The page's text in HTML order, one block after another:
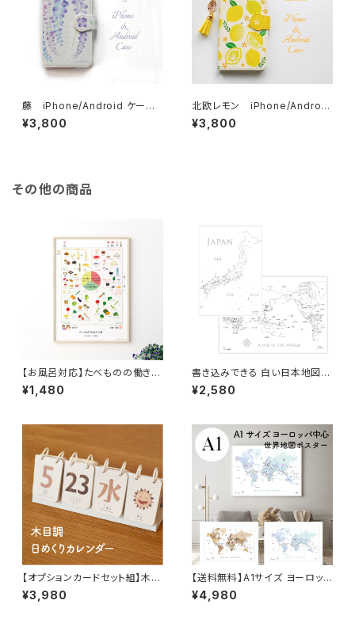
藤 iPhone/Android ケース
【受注制作】手帳 アイフォンケー
ス スマホケース
¥3,800
北欧レモン iPhone/Android
ケース【受注制作】手帳 アイフォ
ンケース スマホケース
¥3,800
その他の商品
【お風呂対応】たべものの働き
ポスター 栄養素 食事 エネルギ
― A3サイズ インテリア
¥1,480
書き込みできる 白い日本地図＆
世界地図ポスター 2枚組セット
A2＆B2サイズ 上質紙
¥2,580
【オプションカードセット組】木目
調の日めくりカレンダー♪ イン
テリア 北欧 おしゃれ
¥3,980
【送料無料】A1サイズ ヨーロッパ
中心 世界地図 英語＆日本語表
記 ポスター 【受注生産】 タペス
¥4,980